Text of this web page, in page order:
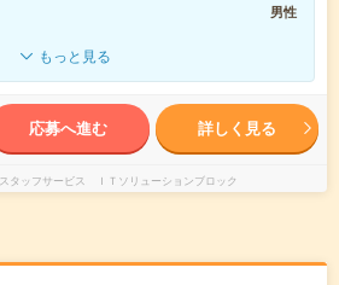
男性
もっと見る
応募へ進む 詳しく見る
タッフサービス ＩＴソリューションブロック